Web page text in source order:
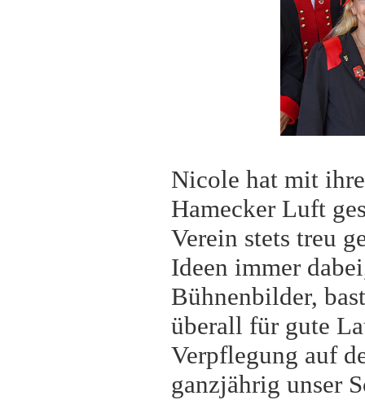
Nicole hat mit
Hamecker Luft
Verein stets treu
Ideen immer
Bühnenbilder,
überall für gute
Verpflegung auf
ganzjährig unser